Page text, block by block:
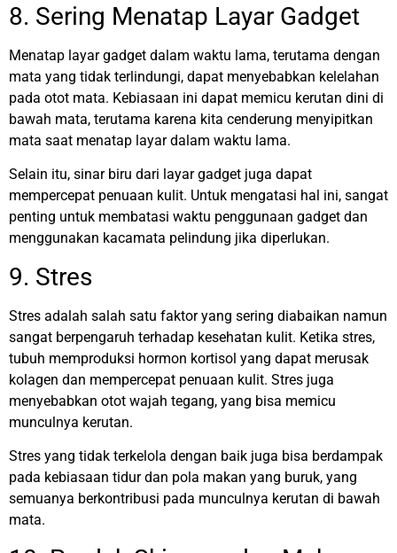
8. Sering Menatap Layar Gadget
Menatap layar gadget dalam waktu lama, terutama dengan
mata yang tidak terlindungi, dapat menyebabkan kelelahan
pada otot mata. Kebiasaan ini dapat memicu kerutan dini di
bawah mata, terutama karena kita cenderung menyipitkan
mata saat menatap layar dalam waktu lama.
Selain itu, sinar biru dari layar gadget juga dapat
mempercepat penuaan kulit. Untuk mengatasi hal ini, sangat
penting untuk membatasi waktu penggunaan gadget dan
menggunakan kacamata pelindung jika diperlukan.
9. Stres
Stres adalah salah satu faktor yang sering diabaikan namun
sangat berpengaruh terhadap kesehatan kulit. Ketika stres,
tubuh memproduksi hormon kortisol yang dapat merusak
kolagen dan mempercepat penuaan kulit. Stres juga
menyebabkan otot wajah tegang, yang bisa memicu
munculnya kerutan.
Stres yang tidak terkelola dengan baik juga bisa berdampak
pada kebiasaan tidur dan pola makan yang buruk, yang
semuanya berkontribusi pada munculnya kerutan di bawah
mata.